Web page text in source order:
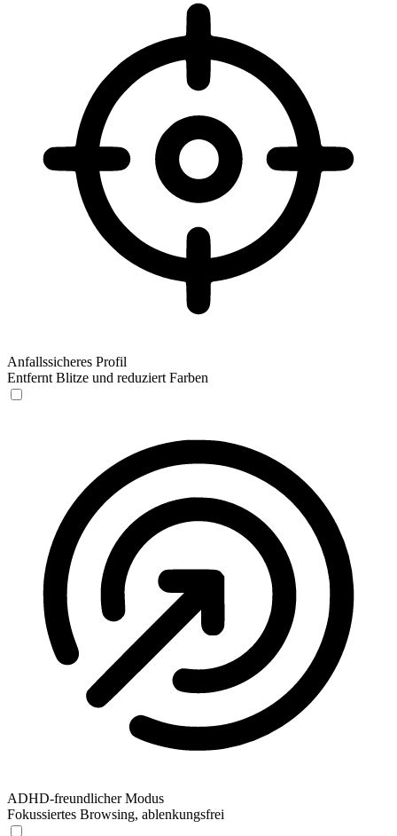
Anfallssicheres Profil
Entfernt Blitze und reduziert Farben
ADHD-freundlicher Modus
Fokussiertes Browsing, ablenkungsfrei